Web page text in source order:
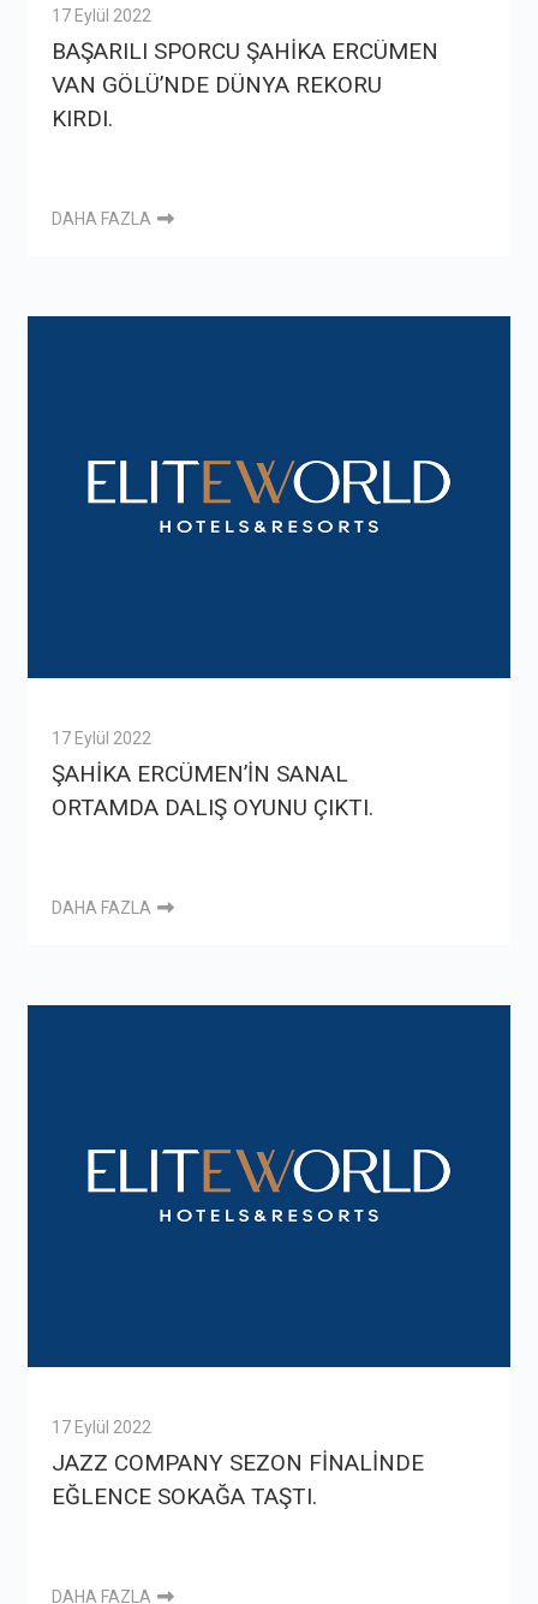
17 Eylül 2022
BAŞARILI SPORCU ŞAHİKA ERCÜMEN
VAN GÖLÜ’NDE DÜNYA REKORU
KIRDI.
DAHA FAZLA
17 Eylül 2022
ŞAHİKA ERCÜMEN’İN SANAL
ORTAMDA DALIŞ OYUNU ÇIKTI.
DAHA FAZLA
17 Eylül 2022
JAZZ COMPANY SEZON FİNALİNDE
EĞLENCE SOKAĞA TAŞTI.
DAHA FAZLA